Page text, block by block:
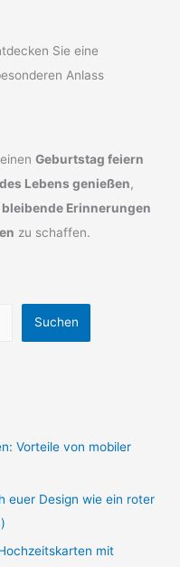
Sie eine
Anlass
Geburtstag feiern
Lebens genießen,
bleibende Erinnerungen
zu schaffen.
Suchen
Vorteile von mobiler
euer Design wie ein roter
mit